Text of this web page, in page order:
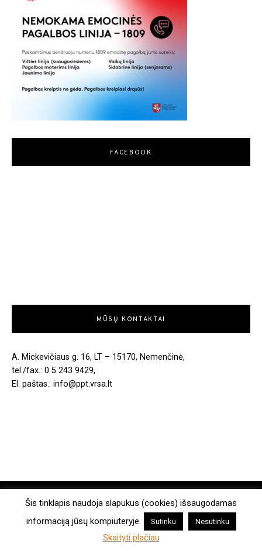
FACEBOOK
MŪSŲ KONTAKTAI
A. Mickevičiaus g. 16, LT – 15170, Nemenčinė,
tel./fax.: 0 5 243 9429,
El. paštas.: info@ppt.vrsa.lt
MADE WITH BY WPLOOK THEMES
Šis tinklapis naudoja slapukus (cookies) išsaugodamas
informaciją jūsų kompiuteryje.
Sutinku Nesutinku
Skaityti plačiau